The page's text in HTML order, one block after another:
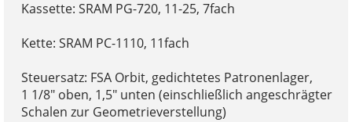
Kassette: SRAM PG-720, 11-25, 7fach
Kette: SRAM PC-1110, 11fach
Steuersatz: FSA Orbit, gedichtetes Patronenlager,
1 1/8" oben, 1,5" unten (einschließlich angeschrägter
Schalen zur Geometrieverstellung)